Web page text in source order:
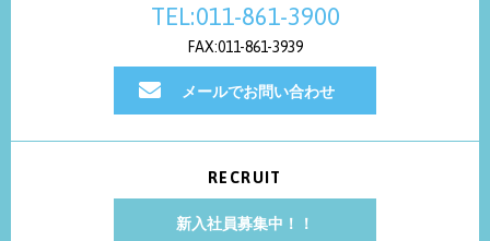
TEL:011-861-3900
FAX:011-861-3939
メールでお問い合わせ
RECRUIT
新入社員募集中！！